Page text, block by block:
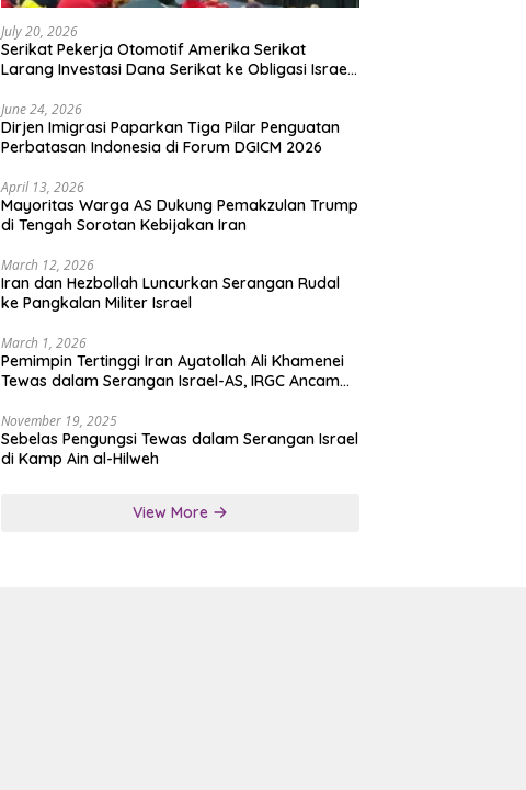
July 20, 2026
Serikat Pekerja Otomotif Amerika Serikat
Larang Investasi Dana Serikat ke Obligasi Israel,
June 24, 2026
Dirjen Imigrasi Paparkan Tiga Pilar Penguatan
Perbatasan Indonesia di Forum DGICM 2026
April 13, 2026
Mayoritas Warga AS Dukung Pemakzulan Trump
di Tengah Sorotan Kebijakan Iran
March 12, 2026
Iran dan Hezbollah Luncurkan Serangan Rudal
ke Pangkalan Militer Israel
March 1, 2026
Pemimpin Tertinggi Iran Ayatollah Ali Khamenei
Tewas dalam Serangan Israel-AS, IRGC Ancam
November 19, 2025
Sebelas Pengungsi Tewas dalam Serangan Israel
di Kamp Ain al-Hilweh
View More